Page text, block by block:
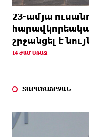
23-ամյա
շրջանցել է
14 ԺԱՄ ԱՌԱՋ
ՏԱՐԱԾԱՇՐՋԱՆ